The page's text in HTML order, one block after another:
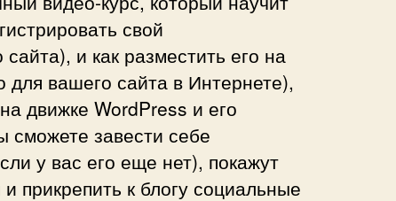
свой
и как разместить его на
для вашего сайта в Интернете),
движке WordPress и его
сможете завести себе
у вас его еще нет), покажут
и прикрепить к блогу социальные